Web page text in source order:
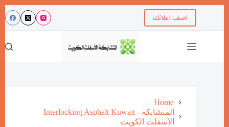
اضف اعلانك
Home
Interlocking Asphalt Kuwait - المتشابكة
الأسفلت الكويت